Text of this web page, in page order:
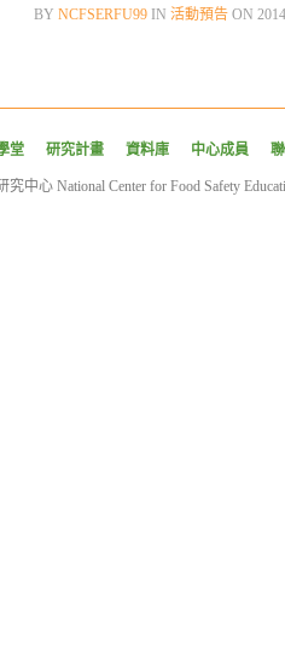
BY NCFSERFU99 IN 活動預告 ON
堂 研究計畫 資料庫 中心成員
中心 National Center for Food Safety